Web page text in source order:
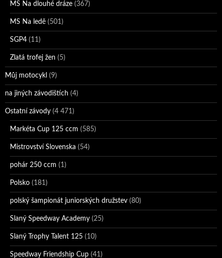
MS Na dlouhé dráze (367)
MS Na ledě (501)
SGP4 (11)
Zlatá trofej žen (5)
Můj motocykl (9)
na jiných závodištích (4)
Ostatní závody (4 471)
Markéta Cup 125 ccm (585)
Mistrovství Slovenska (54)
pohár 250 ccm (1)
Polsko (181)
polský šampionát juniorských družstev (80)
Slaný Speedway Academy (25)
Slaný Trophy Talent 125 (10)
Speedway Friendship Cup (41)